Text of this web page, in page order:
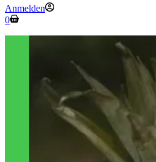
Anmelden
Warenkorb
0